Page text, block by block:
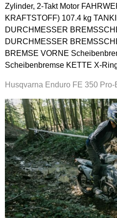
Zylinder, 2-Takt Motor
KRAFTSTOFF) 107.4 kg
DURCHMESSER
DURCHMESSER
BREMSE VORNE
Scheibenbremse KETTE X-
Husqvarna Enduro FE 350